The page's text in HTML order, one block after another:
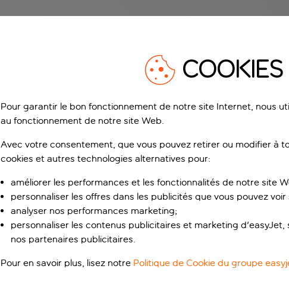
COOKIES
Pour garantir le bon fonctionnement de notre site Internet, nous
au fonctionnement de notre site Web.
Avec votre consentement, que vous pouvez retirer ou modifier à
cookies et autres technologies alternatives pour:
améliorer les performances et les fonctionnalités de notre site
personnaliser les offres dans les publicités que vous pouvez
analyser nos performances marketing;
personnaliser les contenus publicitaires et marketing d'easyJet,
nos partenaires publicitaires.
Pour en savoir plus, lisez notre Politique de Cookie du groupe